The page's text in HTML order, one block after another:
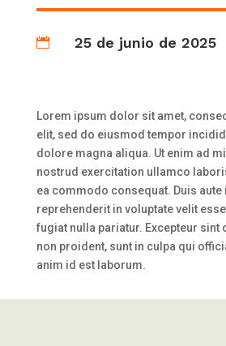
 25 de junio de 2025
Lorem ipsum dolor sit amet,
elit, sed do eiusmod tempor
dolore magna aliqua. Ut enim ad
nostrud exercitation ullamco
ea commodo consequat. Duis
reprehenderit in voluptate velit
fugiat nulla pariatur. Excepteur sint
non proident, sunt in culpa qui
anim id est laborum.